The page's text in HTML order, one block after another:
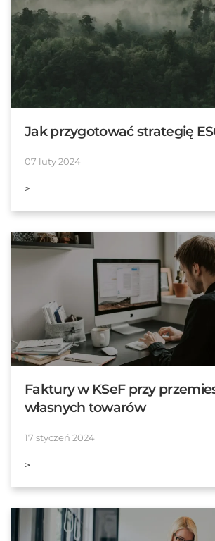
Jak przygotować strategię
07 luty 2024
>
Faktury w KSeF przy
własnych towarów
17 styczeń 2024
>